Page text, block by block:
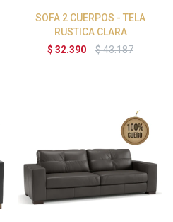
SOFA 2 CUERPOS - TELA
RUSTICA CLARA
$ 32.390 $43.187